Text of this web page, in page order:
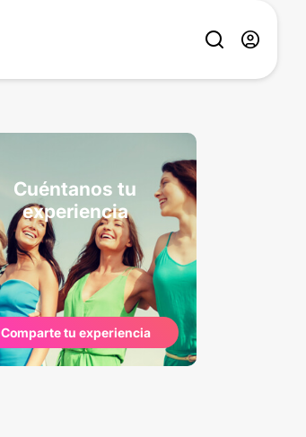
Cuéntanos tu
experiencia
Comparte tu experiencia